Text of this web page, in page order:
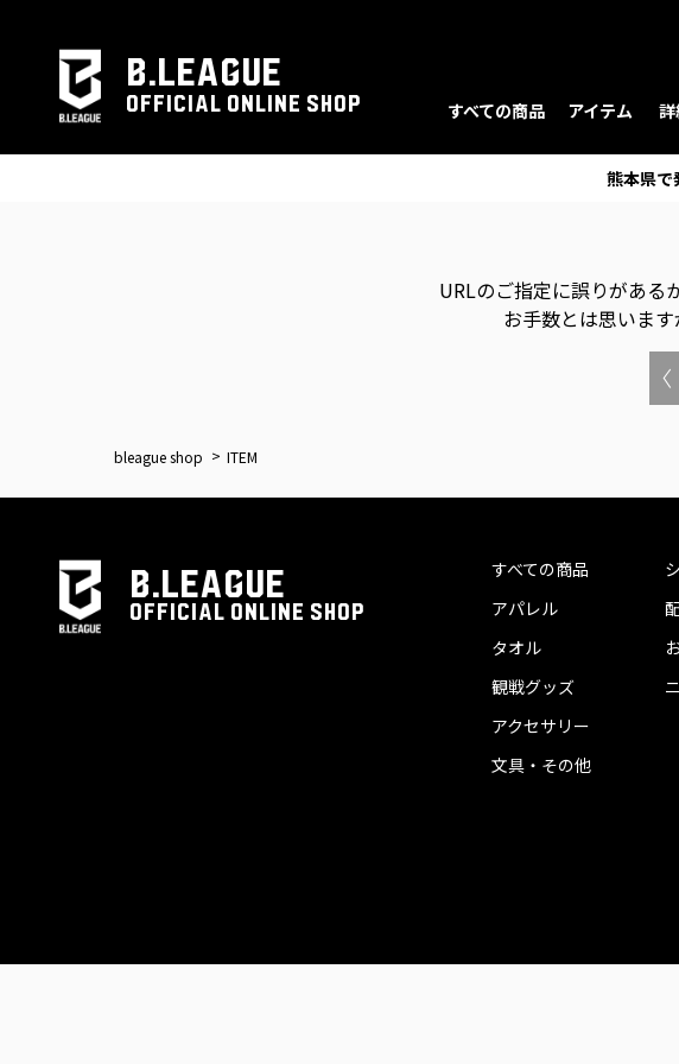
B.LEAGUE
OFFICIAL ONLINE SHOP すべての商品 アイテム
熊本県で
URLのご指定に誤りがある
お手数とは思いま
bleague shop ITEM
B.LEAGUE
OFFICIAL ONLINE SHOP
すべての商品
アパレル
タオル
観戦グッズ
アクセサリー
文具・その他